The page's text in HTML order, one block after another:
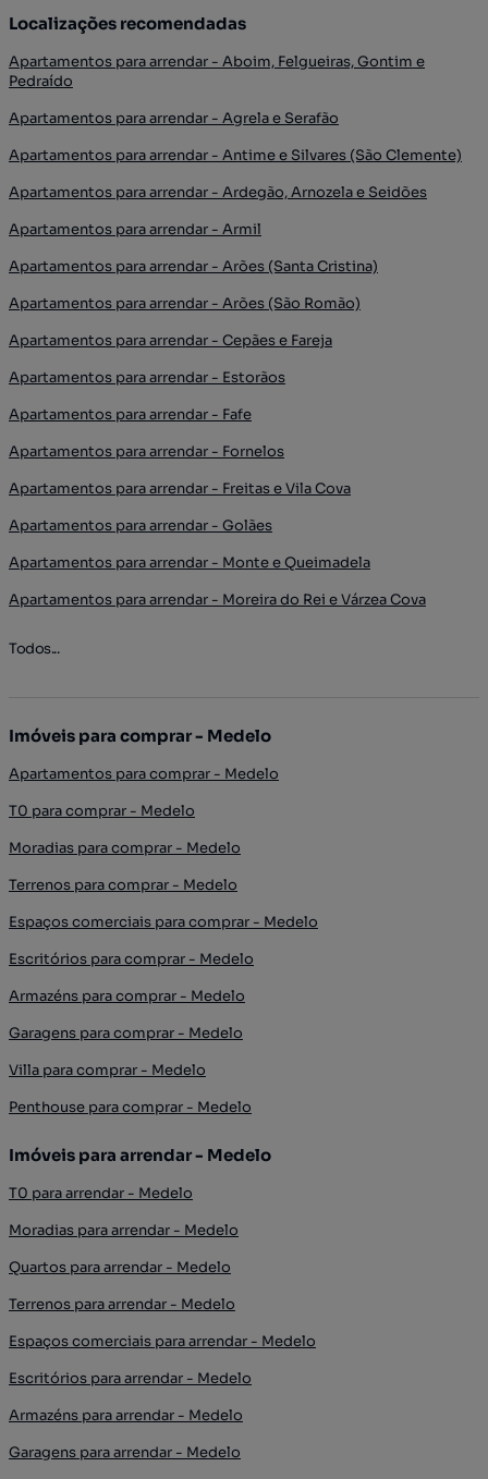
Localizações recomendadas
Apartamentos para arrendar - Aboim, Felgueiras, Gontim e
Pedraído
Apartamentos para arrendar - Agrela e Serafão
Apartamentos para arrendar - Antime e Silvares (São Clemente)
Apartamentos para arrendar - Ardegão, Arnozela e Seidões
Apartamentos para arrendar - Armil
Apartamentos para arrendar - Arões (Santa Cristina)
Apartamentos para arrendar - Arões (São Romão)
Apartamentos para arrendar - Cepães e Fareja
Apartamentos para arrendar - Estorãos
Apartamentos para arrendar - Fafe
Apartamentos para arrendar - Fornelos
Apartamentos para arrendar - Freitas e Vila Cova
Apartamentos para arrendar - Golães
Apartamentos para arrendar - Monte e Queimadela
Apartamentos para arrendar - Moreira do Rei e Várzea Cova
Todos...
Imóveis para comprar - Medelo
Apartamentos para comprar - Medelo
T0 para comprar - Medelo
Moradias para comprar - Medelo
Terrenos para comprar - Medelo
Espaços comerciais para comprar - Medelo
Escritórios para comprar - Medelo
Armazéns para comprar - Medelo
Garagens para comprar - Medelo
Villa para comprar - Medelo
Penthouse para comprar - Medelo
Imóveis para arrendar - Medelo
T0 para arrendar - Medelo
Moradias para arrendar - Medelo
Quartos para arrendar - Medelo
Terrenos para arrendar - Medelo
Espaços comerciais para arrendar - Medelo
Escritórios para arrendar - Medelo
Armazéns para arrendar - Medelo
Garagens para arrendar - Medelo